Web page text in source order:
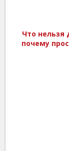
Что нельзя
почему